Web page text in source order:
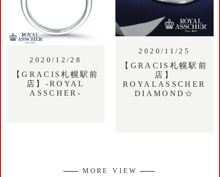
2020/12/28
【GRACIS札幌駅前
店】-ROYAL
ASSCHER-
2020/11/25
【GRACIS札幌駅前
店】
ROYALASSCHER
DIAMOND☆
MORE VIEW